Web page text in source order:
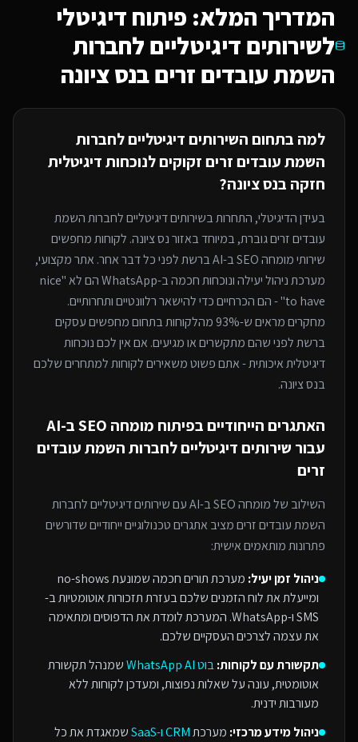
המדריך המלא: פיתוח דיגיטלי
לשירותים דיגיטליים לחברות
השמת עובדים זריםבנס ציונה
למה בתחום השירותים דיגיטליים לחברות
השמת עובדים זריםזקוקים לנוכחות דיגיטלית
חזקה בנס ציונה?
בעידן הדיגיטלי, התחרות בשירותים דיגיטליים לחברות השמת
עובדים זריםגוברת, במיוחדבאזור נס ציונה. לקוחות מחפשים
שירותימומחה SEO ב-AI
ברשת לפני כל דבר אחר. אתר מקצועי,
מערכת ניהול יעילה ונוכחות חכמה ב-WhatsApp הם לא "nice
to have" - הם הכרחיים כדי להישאר רלוונטיים ותחרותיים.
מחקרים מראים ש-93% מהלקוחות בתחום מחפשים עסקים
ברשת לפני שהם מתקשרים או מגיעים. אם אין לכם נוכחות
דיגיטלית איכותית - אתם פשוט משאירים לקוחות למתחריםשלכם
בנס ציונה.
האתגרים הייחודיים בפיתוח מומחה SEO ב-AI
עבור שירותים דיגיטליים לחברות השמת עובדים
זרים
השילוב שלמומחה SEO ב-AI עםשירותים דיגיטליים לחברות
השמת עובדים זריםמציב אתגרים טכנולוגיים ייחודיים שדורשים
פתרונות מותאמים אישית:
ניהול זמן יעיל:
מערכת תורים חכמה שמונעת no-shows
ומייעלת את לוח הזמנים שלכם בעזרת תזכורות אוטומטיות ב-
SMS ו-WhatsApp. המערכת לומדת את הדפוסים ומתאימה
את עצמה לצרכים העסקיים שלכם.
תקשורת עם לקוחות:בוט WhatsApp AI
שמנהל תקשורת
אוטומטית, עונה על שאלות נפוצות, ומעדכן לקוחות ללא
מעורבות ידנית.
ניהול מידע מרכזי: מערכתCRM ו-SaaS
שמאגדת את כל